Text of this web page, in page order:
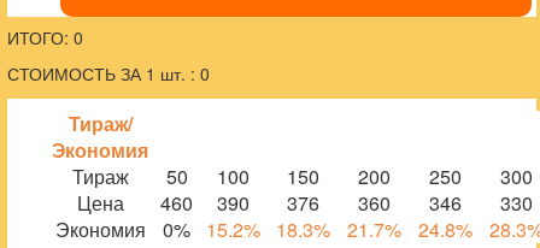
ИТОГО: 0
СТОИМОСТЬ ЗА 1 шт. : 0
Тираж/
Экономия
Тираж
50 100 150 200 250
300
Цена
460 390 376 360 346
330
Экономия
0% 15.2% 18.3% 21.7% 24.8%